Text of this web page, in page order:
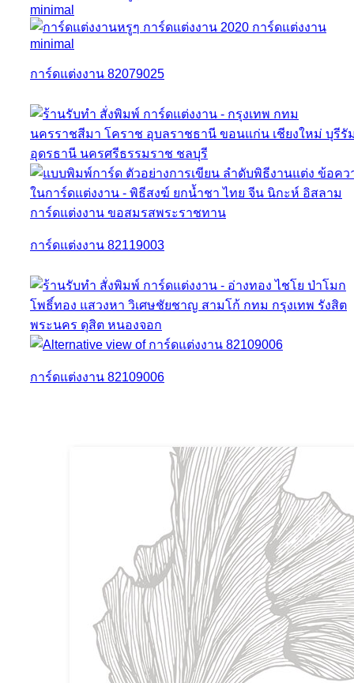
การ์ดแต่งงาน 82079025
การ์ดแต่งงาน 82119003
การ์ดแต่งงาน 82109006